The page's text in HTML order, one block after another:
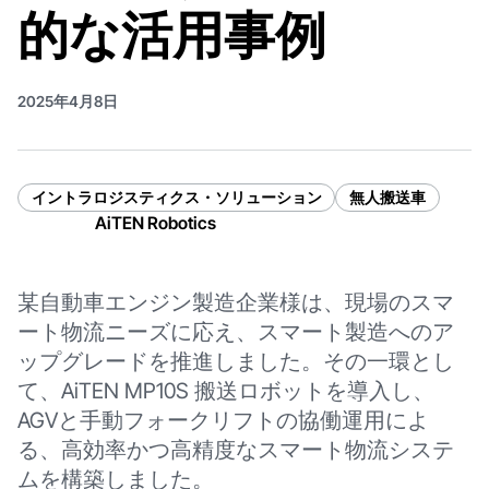
的な活用事例
2025年4月8日
イントラロジスティクス・ソリューション 無人搬送車
AiTEN Robotics
某自動車エンジン製造企業様は、現場のスマ
ート物流ニーズに応え、スマート製造へのア
ップグレードを推進しました。その一環とし
て、AiTEN MP10S 搬送ロボットを導入し、
AGVと手動フォークリフトの協働運用によ
る、高効率かつ高精度なスマート物流システ
ムを構築しました。